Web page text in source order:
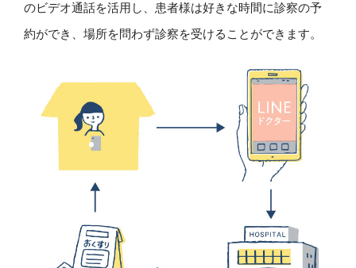
のビデオ通話を活用し、患者様は好きな時間に診察の予
約ができ、場所を問わず診察を受けることができます。